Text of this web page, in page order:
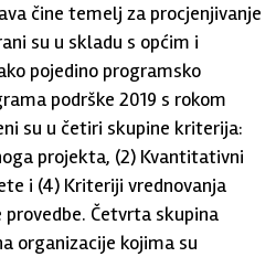
čine temelj za procjenjivanje
su u skladu s općim i
pojedino programsko
podrške 2019 s rokom
su u četiri skupine kriterija:
projekta, (2) Kvantitativni
i (4) Kriteriji vrednovanja
Četvrta skupina
organizacije kojima su